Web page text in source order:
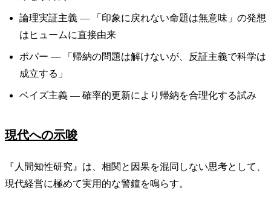
論理実証主義 — 「印象に戻れない命題は無意味」の発想
はヒュームに直接由来
ポパー — 「帰納の問題は解けないが、反証主義で科学は
成立する」
ベイズ主義 — 確率的更新により帰納を合理化する試み
現代への示唆
『人間知性研究』は、相関と因果を混同しない思考として、
現代経営に極めて実用的な警鐘を鳴らす。